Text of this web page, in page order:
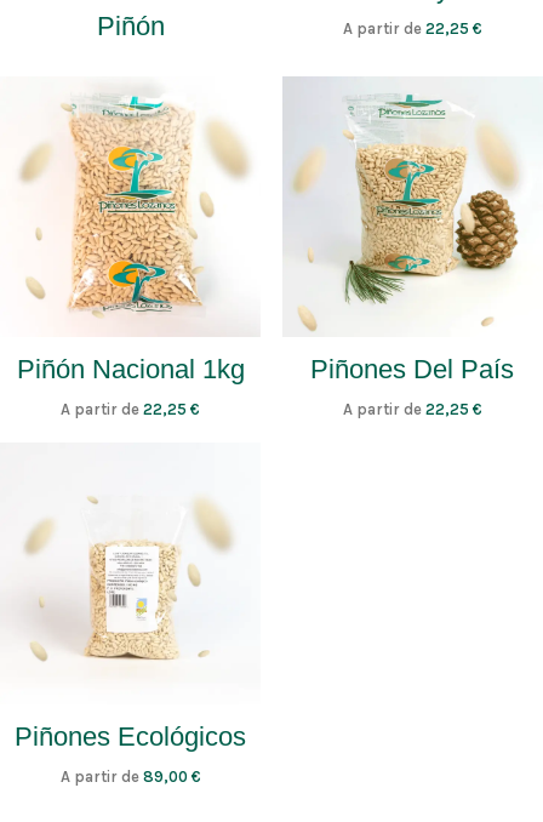
Piñón
A partir de 22,25 €
Piñón Nacional 1kg
A partir de22,25€
Piñones Del País
A partir de 22,25 €
Piñones Ecológicos
A partir de 89,00 €